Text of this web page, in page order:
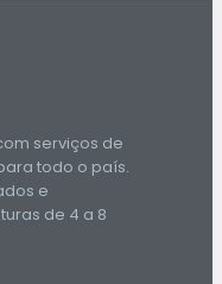
serviços de
todo o país.
e
de 4 a 8